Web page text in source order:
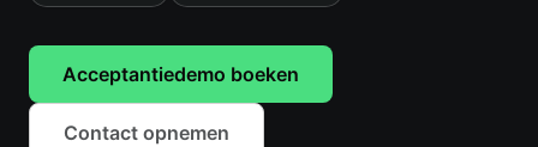
Acceptantiedemo boeken
Contact opnemen